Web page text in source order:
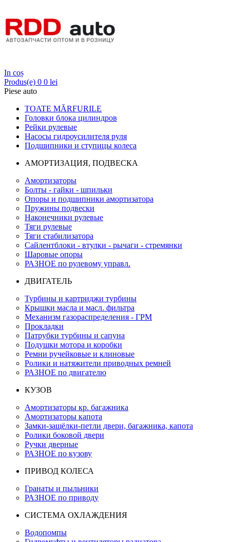
In coș
Produs(e) 0 0 lei
Piese auto
TOATE MĂRFURILE
Головки блока цилиндров
Рейки рулевые
Насосы гидроусилителя руля
Подшипники и ступицы колеса
АМОРТИЗАЦИЯ, ПОДВЕСКА
Амортизаторы
Болты - гайки - шпильки
Опоры и подшипники амортизатора
Пружины подвески
Наконечники рулевые
Тяги рулевые
Тяги стабилизатора
Сайлентблоки - втулки - рычаги - стремянки
Шаровые опоры
РАЗНОЕ по рулевому управл.
ДВИГАТЕЛЬ
Турбины и картриджи турбины
Крышки масла и масл. фильтра
Механизм газораспределения - ГРМ
Прокладки
Патрубки турбины и сапуна
Подушки мотора и коробки
Ремни ручейковые и клиновые
Ролики и натяжители приводных ремней
РАЗНОЕ по двигателю
КУЗОВ
Амортизаторы кр. багажника
Амортизаторы капота
Замки-защёлки-петли двери, багажника, капота
Ролики боковой двери
Ручки дверные
РАЗНОЕ по кузову
ПРИВОД КОЛЕСА
Гранаты и пыльники
РАЗНОЕ по приводу
СИСТЕМА ОХЛАЖДЕНИЯ
Водопомпы